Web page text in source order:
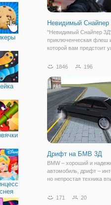
Невидимый Снайпер
"Невидимый Снайпер
приключенческая флеш
которой вам предстоит
главная цель - главный
распространить свой
крупных городах.
1846 196
Дрифт на БМВ 3Д
BMW – хороший и
автомобиль, дрифт –
но непростая техника
эти две составляющие?
171 20